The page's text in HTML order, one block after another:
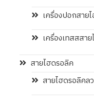
เครื่องปอกสาย
เครื่องเทสสสา
สายไฮดรอลิค
สายไฮดรอลิคล